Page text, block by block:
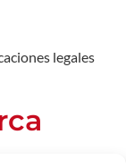
legales